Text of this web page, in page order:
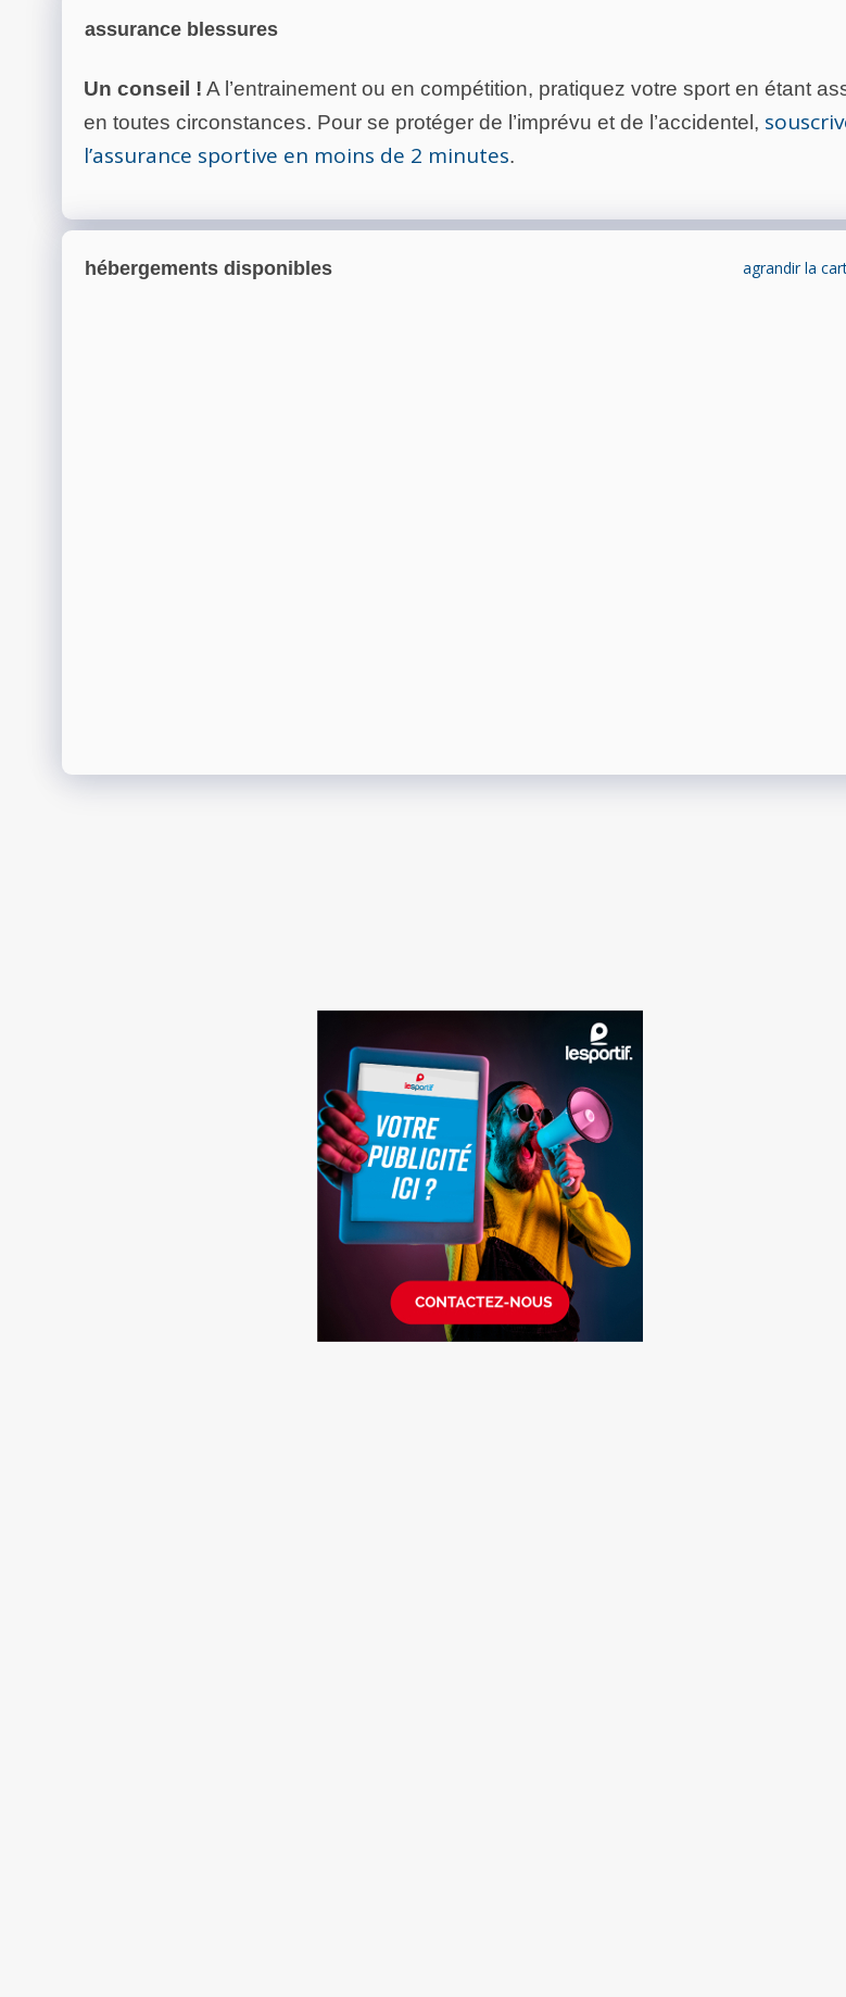
assurance blessures
Un conseil ! A l’entrainement ou en compétition, pratiquez votre sport en étant
en toutes circonstances. Pour se protéger de l’imprévu et de l’accidentel,
l’assurance sportive en moins de 2 minutes.
hébergements disponibles agrandir la